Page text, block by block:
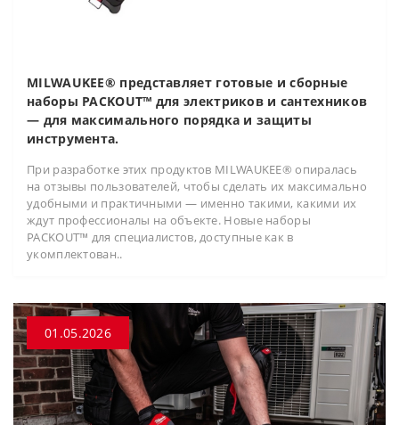
MILWAUKEE® представляет готовые и сборные
наборы PACKOUT™ для электриков и сантехников
— для максимального порядка и защиты
инструмента.
При разработке этих продуктов MILWAUKEE® опиралась
на отзывы пользователей, чтобы сделать их максимально
удобными и практичными — именно такими, какими их
ждут профессионалы на объекте. Новые наборы
PACKOUT™ для специалистов, доступные как в
укомплектован..
01.05.2026